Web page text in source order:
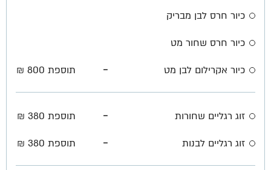
כיור חרס לבן מבריק
כיור חרס שחור מט
כיור אקרילום לבן מט - תוספת 800 ₪
זוג רגליים שחורות - תוספת 380 ₪
זוג רגליים לבנות - תוספת 380 ₪